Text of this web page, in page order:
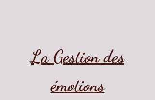
La Gestion des
émotions